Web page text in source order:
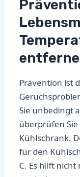
Prävention ist
Sie unbedingt
überprüfen
Kühlschrank.
für den
C. Es hilft